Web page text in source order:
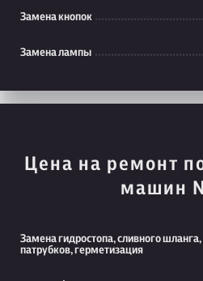
Замена кнопок
Замена лампы
Цена на ремонт
машин
Замена гидростопа, сливного шланга,
патрубков, герметизация